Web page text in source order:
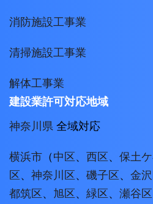
消防施設工事業
清掃施設工事業
解体工事業
建設業許可対応地域
神奈川県 全域対応
横浜市 （中区、 西区、 保土
区、 神奈川区、 磯子区、 金
都筑区、 旭区、 緑区、 瀬谷区